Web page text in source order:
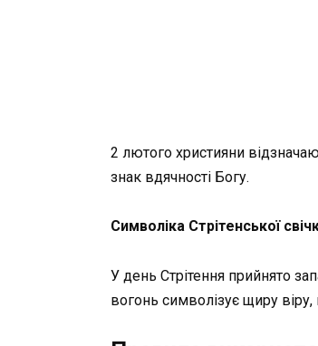
2 лютого християни
знак вдячності Богу.
Символіка Стрітенської
У день Стрітення прийнято
вогонь символізує щиру